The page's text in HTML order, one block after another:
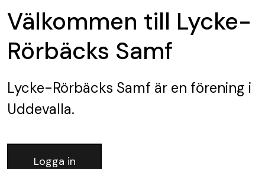
Välkommen till Lycke-
Rörbäcks Samf
Lycke-Rörbäcks Samf är en förening i
Uddevalla.
Logga in